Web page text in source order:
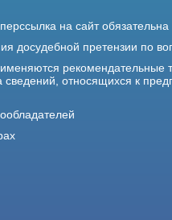
на сайт обязательна
досудебной претензии по
относящихся к